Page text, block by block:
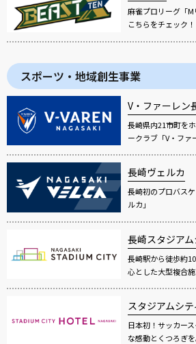
麻雀プロリーグ「
こちらをチェック！
スポーツ・地域創生事業
V・ファーレン
長崎県内21市町を
ークラブ「V・ファ
長崎ヴェルカ
長崎初のプロバス
ルカ」
長崎スタジアム
長崎駅から徒歩約
心とした大型複合
スタジアムシ
日本初！サッカー
な感動とくつろぎを